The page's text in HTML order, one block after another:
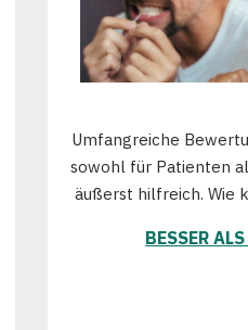
Umfangreiche
sowohl für Patienten
äußerst hilfreich. Wie
BESSER